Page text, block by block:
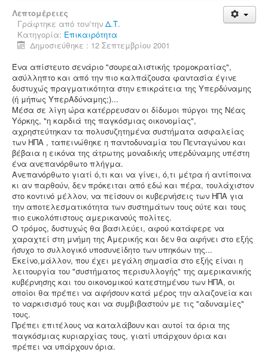
Λεπτομέρειες
Γράφτηκε από τον/την Δ.Τ.
Κατηγορία: Επικαιρότητα
Δημοσιεύθηκε : 12 Σεπτεμβρίου 2001
Ένα απίστευτο σενάριο "σουρεαλιστικής τρομοκρατίας",
ασύλληπτο και από την πιο καλπάζουσα φαντασία έγινε
δυστυχώς πραγματικότητα στην επικράτεια της Υπερδύναμης
(ή μήπως ΥπερΑδύναμης;)...
Μέσα σε λίγη ώρα κατέρρευσαν οι δίδυμοι πύργοι της Νέας
Υόρκης, "η καρδιά της παγκόσμιας οικονομίας",
αχρηστεύτηκαν τα πολυσυζητημένα συστήματα ασφαλείας
των ΗΠΑ , ταπεινώθηκε η παντοδυναμία του Πενταγώνου και
βέβαια η εικόνα της άτρωτης μοναδικής υπερδύναμης υπέστη
ένα ανεπανόρθωτο πλήγμα.
Ανεπανόρθωτο γιατί ό,τι και να γίνει, ό,τι μέτρα ή αντίποινα
κι αν παρθούν, δεν πρόκειται από εδώ και πέρα, τουλάχιστον
στο κοντινό μέλλον, να πείσουν οι κυβερνήσεις των ΗΠΑ για
την αποτελεσματικότητα των συστημάτων τους ούτε και τους
πιο ευκολόπιστους αμερικανούς πολίτες.
Ο τρόμος, δυστυχώς θα βασιλεύει, αφού κατάφερε να
χαραχτεί στη μνήμη της Αμερικής και δεν θα αφήνει στο εξής
ήσυχο το συλλογικό υποσυνείδητο των υπηκόων της...
Εκείνο,μάλλον, που έχει μεγάλη σημασία στο εξής είναι η
λειτουργία του "συστήματος περισυλλογής" της αμερικανικής
κυβέρνησης και του οικονομικού κατεστημένου των ΗΠΑ, οι
οποίοι θα πρέπει να αφήσουν κατά μέρος την αλαζονεία και
το ναρκισισμό τους και να συμβιβαστούν με τις "αδυναμίες"
τους.
Πρέπει επιτέλους να καταλάβουν και αυτοί τα όρια της
παγκόσμιας κυριαρχίας τους, γιατί υπάρχουν όρια και
πρέπει να υπάρχουν όρια.